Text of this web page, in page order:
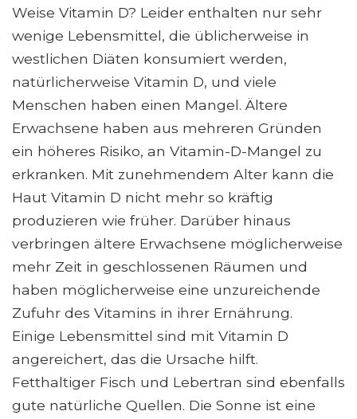
Weise Vitamin D? Leider enthalten nur sehr
wenige Lebensmittel, die üblicherweise in
westlichen Diäten konsumiert werden,
natürlicherweise Vitamin D, und viele
Menschen haben einen Mangel. Ältere
Erwachsene haben aus mehreren Gründen
ein höheres Risiko, an Vitamin-D-Mangel zu
erkranken. Mit zunehmendem Alter kann die
Haut Vitamin D nicht mehr so ​​kräftig
produzieren wie früher. Darüber hinaus
verbringen ältere Erwachsene möglicherweise
mehr Zeit in geschlossenen Räumen und
haben möglicherweise eine unzureichende
Zufuhr des Vitamins in ihrer Ernährung.
Einige Lebensmittel sind mit Vitamin D
angereichert, das die Ursache hilft.
Fetthaltiger Fisch und Lebertran sind ebenfalls
gute natürliche Quellen. Die Sonne ist eine